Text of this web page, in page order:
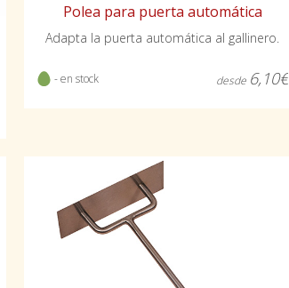
Polea para puerta automática
Adapta la puerta automática al gallinero.
- en stock desde 6,10€